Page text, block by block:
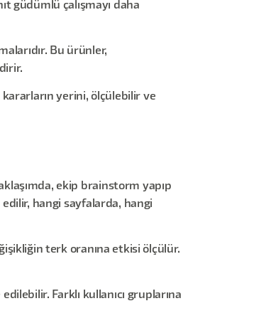
güdümlü çalışmayı daha
Bu ürünler,
kararların yerini, ölçülebilir ve
ekip brainstorm yapıp
hangi sayfalarda, hangi
terk oranına etkisi ölçülür.
Farklı kullanıcı gruplarına